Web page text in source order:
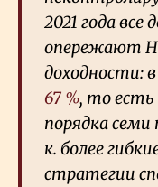
2021 года
опережают
доходности:
67 %, то есть
порядка
к. более
стратегии